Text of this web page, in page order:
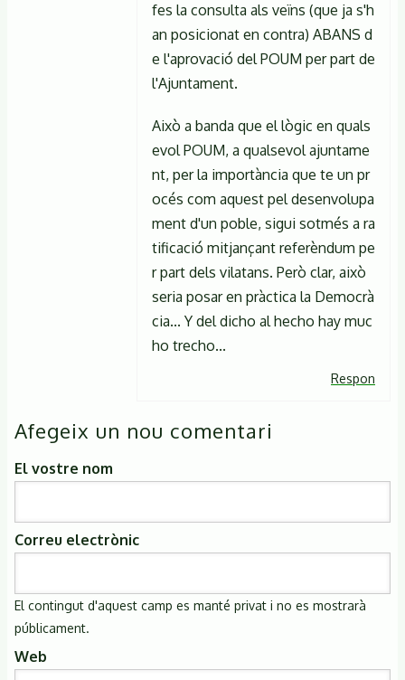
fes la consulta als veïns (que ja s'h
an posicionat en contra) ABANS d
e l'aprovació del POUM per part de
l'Ajuntament.
Això a banda que el lògic en quals
evol POUM, a qualsevol ajuntame
nt, per la importància que te un pr
océs com aquest pel desenvolupa
ment d'un poble, sigui sotmés a ra
tificació mitjançant referèndum pe
r part dels vilatans. Però clar, això
seria posar en pràctica la Democrà
cia... Y del dicho al hecho hay muc
ho trecho...
Respon
Afegeix un nou comentari
El vostre nom
Correu electrònic
El contingut d'aquest camp es manté privat i no es mostrarà
públicament.
Web